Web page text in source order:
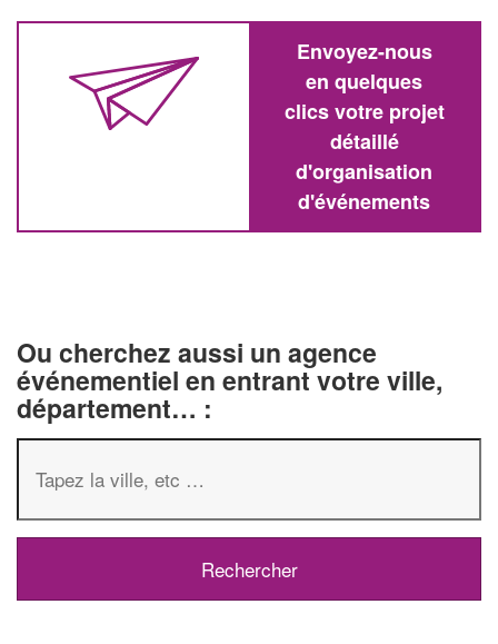
Envoyez-nous
en quelques
clics votre projet
détaillé
d'organisation
d'événements
Ou cherchez aussi un agence
événementiel en entrant votre ville,
département… :